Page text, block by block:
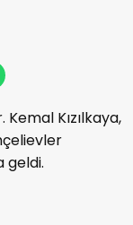
Kızılkaya,
geldi.